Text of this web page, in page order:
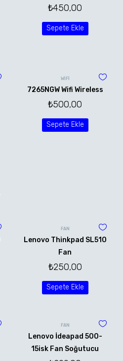
₺450,00
Sepete Ekle
WİFİ
7265NGW Wifi Wireless
₺500,00
Sepete Ekle
FAN
Lenovo Thinkpad SL510
Fan
₺250,00
Sepete Ekle
FAN
Lenovo İdeapad 500-
15isk Fan Soğutucu